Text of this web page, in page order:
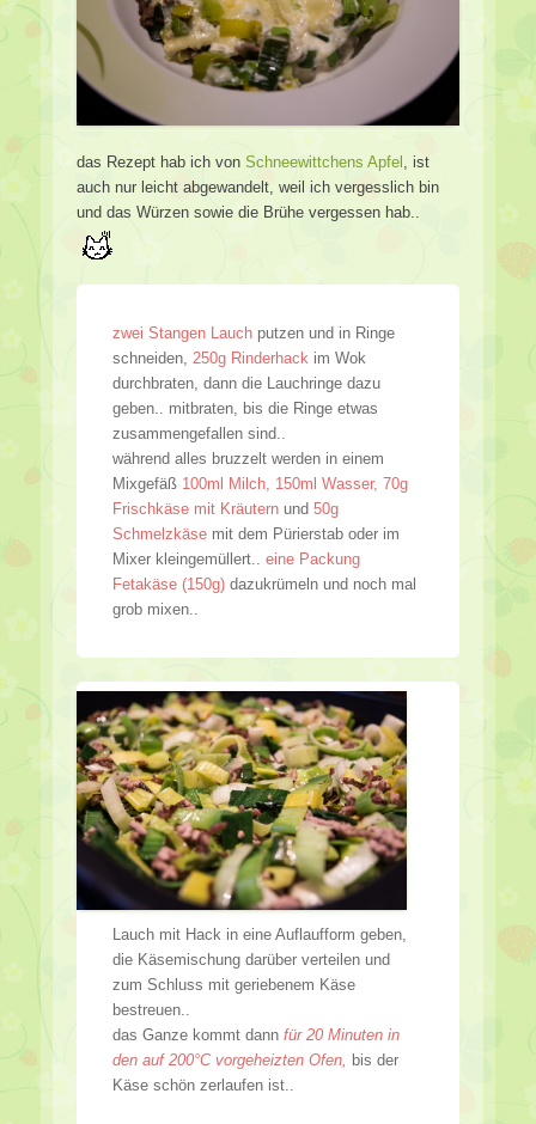
das Rezept hab ich von Schneewittchens Apfel
, ist
auch nur leicht abgewandelt, weil ich vergesslich bin
und das Würzen sowie die Brühe vergessen hab..
zwei Stangen Lauch putzen und in Ringe
schneiden, 250g Rinderhack im Wok
durchbraten, dann die Lauchringe dazu
geben.. mitbraten, bis die Ringe etwas
zusammengefallen sind..
während alles bruzzelt werden in einem
Mixgefäß 100ml Milch, 150ml Wasser, 70g
Frischkäse mit Kräutern und 50g
Schmelzkäse mit dem Pürierstab oder im
Mixer kleingemüllert.. eine Packung
Fetakäse (150g) dazukrümeln und noch mal
grob mixen..
Lauch mit Hack in eine Auflaufform geben,
die Käsemischung darüber verteilen und
zum Schluss mit geriebenem Käse
bestreuen..
das Ganze kommt dann für 20 Minuten in
den auf 200°C vorgeheizten Ofen, bis der
Käse schön zerlaufen ist..